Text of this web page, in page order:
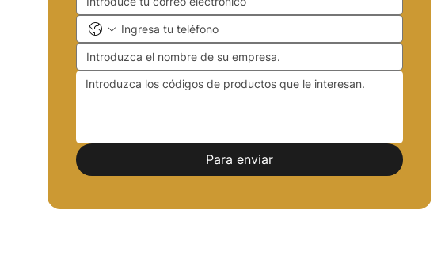
Para enviar